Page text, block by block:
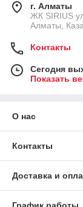
г. Алматы
​ЖК SIRIUS​
Алматы,
Контакты
Сегодня
Показать
О нас
Контакты
Доставка и